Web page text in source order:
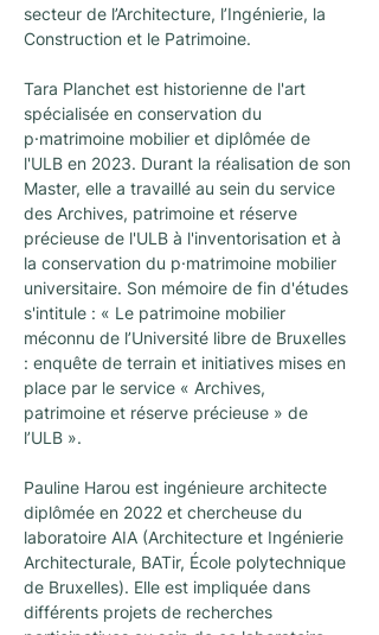
secteur de l’Architecture, l’Ingénierie, la
Construction et le Patrimoine.
Tara Planchet est historienne de l'art
spécialisée en conservation du
p·matrimoine mobilier et diplômée de
l'ULB en 2023. Durant la réalisation de son
Master, elle a travaillé au sein du service
des Archives, patrimoine et réserve
précieuse de l'ULB à l'inventorisation et à
la conservation du p·matrimoine mobilier
universitaire. Son mémoire de fin d'études
s'intitule : « Le patrimoine mobilier
méconnu de l’Université libre de Bruxelles
: enquête de terrain et initiatives mises en
place par le service « Archives,
patrimoine et réserve précieuse » de
l’ULB ».
Pauline Harou est ingénieure architecte
diplômée en 2022 et chercheuse du
laboratoire AIA (Architecture et Ingénierie
Architecturale, BATir, École polytechnique
de Bruxelles). Elle est impliquée dans
différents projets de recherches